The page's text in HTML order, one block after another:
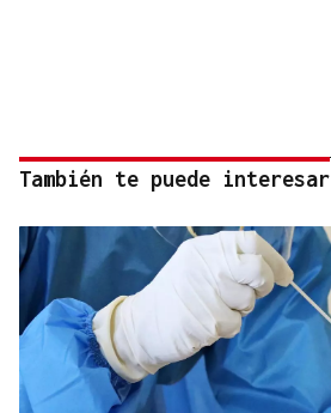
También te puede interesar